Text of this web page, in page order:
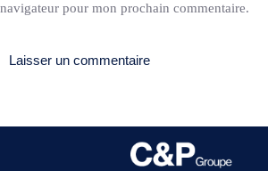
navigateur pour mon prochain commentaire.
Laisser un commentaire